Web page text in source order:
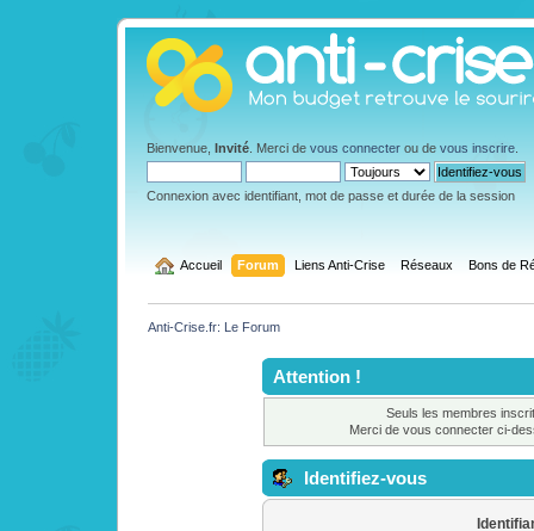
Bienvenue, Invité . Merci de vous connecter ou de vous inscrire
Connexion avec identifiant, mot de passe et durée de la session
Accueil Forum Liens Anti-Crise Réseaux Bons de
Anti-Crise.fr: Le Forum
Attention !
Seuls les membres
Merci de vous connecter ci-
Identifiez-vous